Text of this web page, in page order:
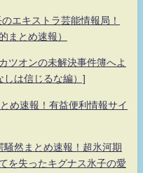
エキストラ芸能情報局！
まとめ速報）
ツオンの未解決事件簿へよ
しは信じるな編）]
速報！有益便利情報サイ
然まとめ速報！超氷河期
を失ったキグナス氷子の愛